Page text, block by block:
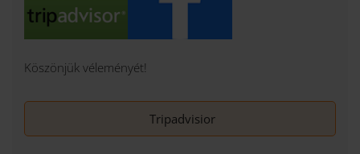
Köszönjük véleményét!
Tripadvisior